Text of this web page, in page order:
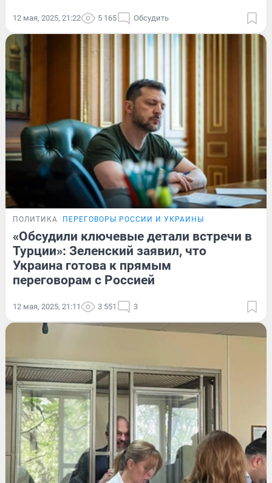
12 мая, 2025, 21:22 5 165 Обсудить
ПОЛИТИКА ПЕРЕГОВОРЫ РОССИИ И УКРАИНЫ
«Обсудили ключевые детали встречи в
Турции»: Зеленский заявил, что
Украина готова к прямым
переговорам с Россией
12 мая, 2025, 21:11 3 551 3